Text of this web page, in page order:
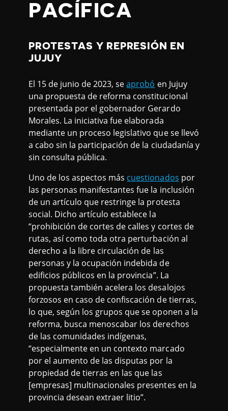
PACÍFICA
PROTESTAS Y REPRESIÓN EN
JUJUY
El 15 de junio de 2023, seaprobó en Jujuy
una propuesta de reforma constitucional
presentada por el gobernador Gerardo
Morales. La iniciativa fue elaborada
mediante un proceso legislativo que se llevó
a cabo sin la participación de la ciudadanía y
sin consulta pública.
Uno de los aspectos más cuestionados por
las personas manifestantes fue la inclusión
de un artículo que restringe la protesta
social. Dicho artículo establece la
“prohibición de cortes de calles y cortes de
rutas, así como toda otra perturbación al
derecho a la libre circulación de las
personas y la ocupación indebida de
edificios públicos en la provincia”. La
propuesta también acelera los desalojos
forzosos en caso de confiscación de tierras,
lo que, según los grupos que se oponen a la
reforma, busca menoscabar los derechos
de las comunidades indígenas,
“especialmente en un contexto marcado
por el aumento de las disputas por la
propiedad de tierras en las que las
[empresas] multinacionales presentes en la
provincia desean extraer litio”.